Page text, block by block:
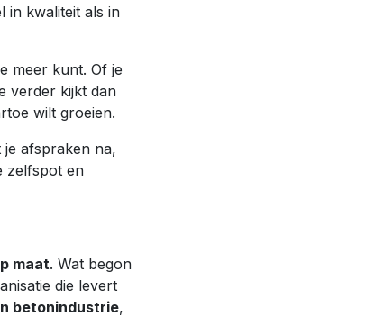
in kwaliteit als in
meer kunt. Of je
verder kijkt dan
wilt groeien.
afspraken na,
zelfspot en
maat. Wat begon
die levert
betonindustrie,